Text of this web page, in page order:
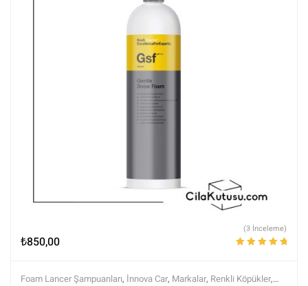
₺850,00
(3 İnceleme)
Foam Lancer Şampuanları, İnnova Car, Markalar, Renkli Köpükler,